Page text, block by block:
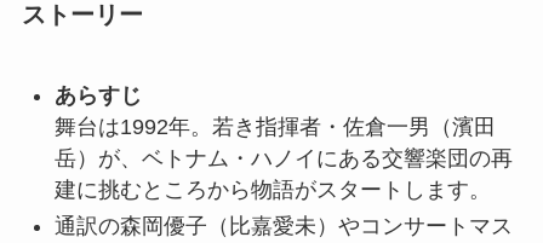
ストーリー
あらすじ
舞台は1992年。若き指揮者・佐倉一男（濱田
岳）が、ベトナム・ハノイにある交響楽団の再
建に挑むところから物語がスタートします。
通訳の森岡優子（比嘉愛未）やコンサートマス